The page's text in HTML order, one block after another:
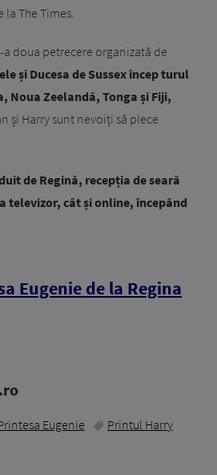
la The Times.
doua petrecere organizată de
și Ducesa de Sussex încep turul
Noua Zeelandă, Tonga și Fiji,
și Harry sunt nevoiți să plece
de Regină, recepția de seară
televizor, cât și online, începând
Eugenie de la Regina
Eugenie Printul Harry